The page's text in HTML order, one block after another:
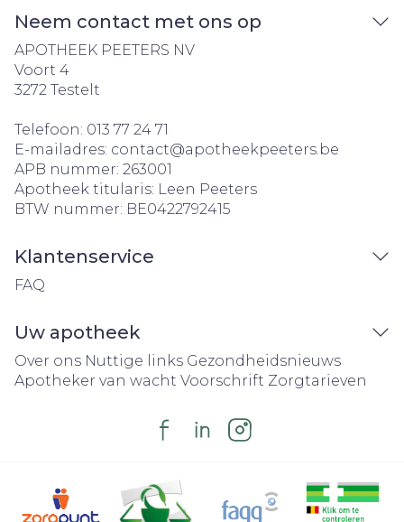
Neem contact met ons op
APOTHEEK PEETERS NV
Voort 4
3272 Testelt
Telefoon: 013 77 24 71
E-mailadres: contact@apotheekpeeters.be
APB nummer: 263001
Apotheek titularis: Leen Peeters
BTW nummer: BE0422792415
Klantenservice
FAQ
Uw apotheek
Over ons Nuttige links Gezondheidsnieuws
Apotheker van wacht Voorschrift Zorgtarieven